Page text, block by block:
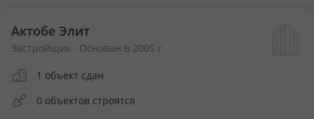
Актобе Элит
Застройщик · Основан в 2005 г.
1 объект сдан
0 объектов строятся